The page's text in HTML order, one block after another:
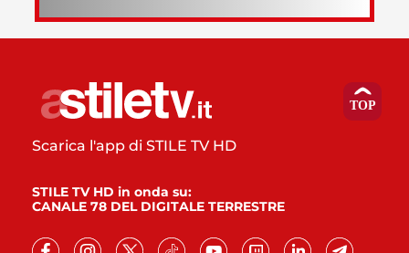
Scarica l'app di STILE TV HD
STILE TV HD in onda su:
CANALE 78 DEL DIGITALE TERRESTRE